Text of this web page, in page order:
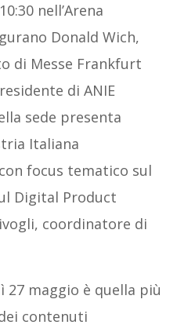
nell’Arena
Donald Wich,
di Messe Frankfurt
di ANIE
sede presenta
Italiana
focus tematico sul
Digital Product
coordinatore di
27 maggio è quella più
contenuti